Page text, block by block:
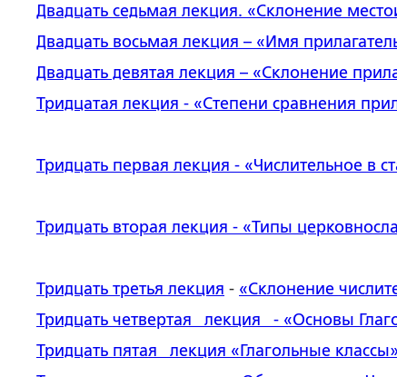
Двадцать седьмая лекция. «Склонение
Двадцать восьмая лекция – «Имя
Двадцать девятая лекция – «Склонение
Тридцатая лекция - «Степени сравнения
Тридцать первая лекция - «Числительное в
Тридцать вторая лекция - «Типы
Тридцать третья лекция - «Склонение
Тридцать четвертая лекция - «Основы
Тридцать пятая лекция «Глагольные классы»